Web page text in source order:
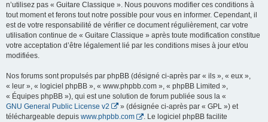
n’utilisez pas « Guitare Classique ». Nous pouvons modifier ces conditions à
tout moment et ferons tout notre possible pour vous en informer. Cependant, il
est de votre responsabilité de vérifier ce document régulièrement, car votre
utilisation continue de « Guitare Classique » après toute modification constitue
votre acceptation d’être légalement lié par les conditions mises à jour et/ou
modifiées.
Nos forums sont propulsés par phpBB (désigné ci-après par « ils », « eux »,
« leur », « logiciel phpBB », « www.phpbb.com », « phpBB Limited »,
« Équipes phpBB »), qui est une solution de forum publiée sous la «
GNU General Public License v2
» (désignée ci-après par « GPL ») et
téléchargeable depuis www.phpbb.com
. Le logiciel phpBB facilite